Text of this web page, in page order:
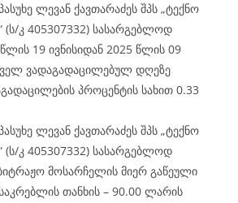
ლევან ქავთარაძეს შპს „ტექნო
(ს/კ 405307332) სასარგებლოდ
19 ივნისიდან 2025 წლის 09
ვადაგადაცილებულ დღეზე
პროცენტის სახით 0.33
ლევან ქავთარაძეს შპს „ტექნო
(ს/კ 405307332) სასარგებლოდ
მოსარჩელის მიერ გაწეული
თანხის – 90.00 ლარის